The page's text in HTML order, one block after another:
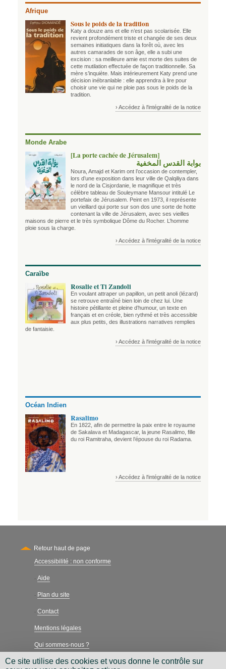
Afrique
Sous le poids de la tradition
Katy a douze ans et elle n’est pas scolarisée. Elle
revient profondément triste et changée de ses deux
semaines initiatiques dans la forêt où, avec les
autres camarades de son âge, elle a subi une
excision : sa meilleure amie est morte des suites de
cette mutilation effectuée de façon traditionnelle. Sa
mère s’inquiète. Mais intérieurement Katy prend une
décision inébranlable : elle apprendra à lire pour
choisir une vie qui ne ploie pas sous le poids de la
tradition.
› Accédez à l'intégralité de la notice
Monde Arabe
[La porte cachée de Jérusalem]
بوابة القدس المخفية
Noura, Amajd et Karim ont l’occasion de contempler,
lors d’une exposition dans leur ville de Qalqiliya dans
le nord de la Cisjordanie, le magnifique et très
célèbre tableau de Souleymane Mansour intitulé Le
portefaix de Jérusalem. Peint en 1973, il représente
un vieillard qui porte sur son dos une sorte de hotte
contenant la ville de Jérusalem, avec ses vieilles
maisons de pierre et le très symbolique Dôme du Rocher. L’homme
ploie sous la charge.
› Accédez à l'intégralité de la notice
Caraïbe
Rosalie et Ti Zandoli
En voulant attraper un papillon, un petit anoli (lézard)
se retrouve entraîné bien loin de chez lui. Une
histoire pétillante et pleine d’humour, un texte en
français et en créole, bien rythmé et très accessible
aux plus petits, des illustrations narratives remplies
de fantaisie.
› Accédez à l'intégralité de la notice
Océan Indien
Rasalimo
En 1822, afin de permettre la paix entre le royaume
de Sakalava et Madagascar, la jeune Rasalimo, fille
du roi Ramitraha, devient l’épouse du roi Radama.
› Accédez à l'intégralité de la notice
Retour haut de page
Secondary
Accessibilité : non conforme
- Aide
- Plan du site
- Contact
Mentions légales
Qui sommes-nous ?
Charte néthique
Ce site utilise des cookies et vous donne le contrôle sur